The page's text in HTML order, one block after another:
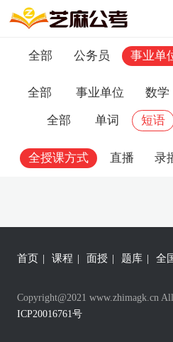
全部 公务员 事业单
全部 事业单位 数学
全部 单词 短语
全授课方式 直播 录
首页 | 课程 | 面授 | 题库 | 全
Copyright@2021 www.zhimagk.cn
ICP20016761号